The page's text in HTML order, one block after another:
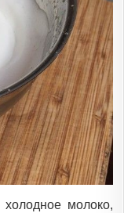
холодное молоко,